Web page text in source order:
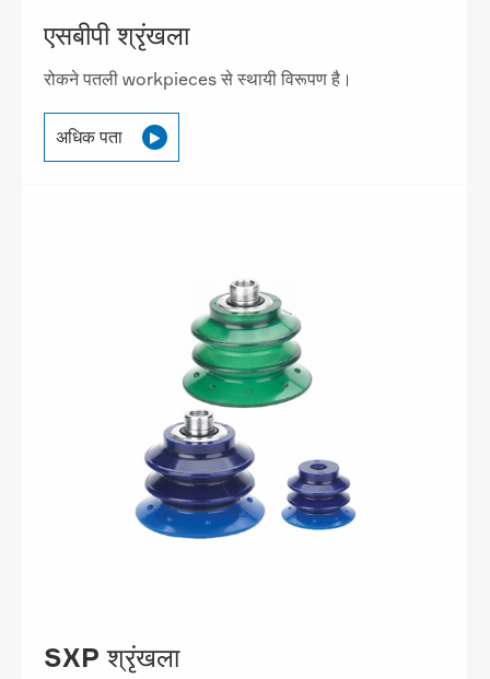
एसबीपी श्रृंखला
रोकने पतली workpieces से स्थायी विरूपण है।
अधिक पता 
SXP श्रृंखला